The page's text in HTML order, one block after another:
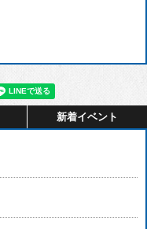
新着イベント